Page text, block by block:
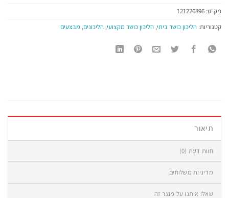
מק"ט: 121226896
קטגוריות: הליכון כושר ביתי, הליכון כושר מקצועי, הליכונים, מבצעים
תיאור
חוות דעת (0)
מדיניות משלוחים
שאלו אותנו על מוצר זה